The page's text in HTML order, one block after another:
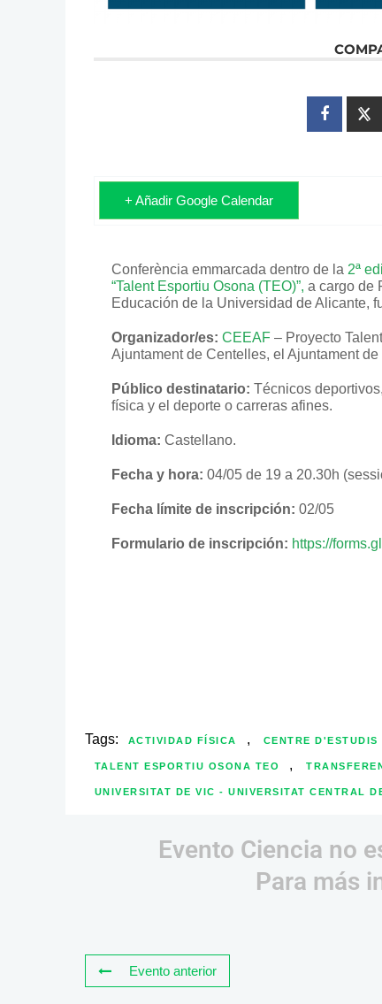
+ Añadir Google Calendar
Conferència emmarcada dentro de la 2ª
“Talent Esportiu Osona (TEO)”, a cargo de
Educación de la Universidad de Alicante,
Organizador/es: CEEAF– Proyecto
Ajuntament de Centelles, el Ajuntament
Público destinatario: Técnicos
física y el deporte o carreras afines.
Idioma: Castellano.
Fecha y hora: 04/05 de 19 a 20.30h
Fecha límite de inscripción: 02/05
Formulario de inscripción: https://
Tags: ACTIVIDAD FÍSICA , CENTRE
TALENT ESPORTIU OSONA TEO ,
UNIVERSITAT DE VIC - UNIVERSITAT CENTRAL
Evento Ciencia no
Para más
Evento anterior